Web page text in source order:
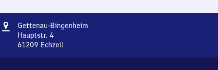
Adresse
Gettenau-Bingenheim
Hauptstr. 4
61209 Echzell